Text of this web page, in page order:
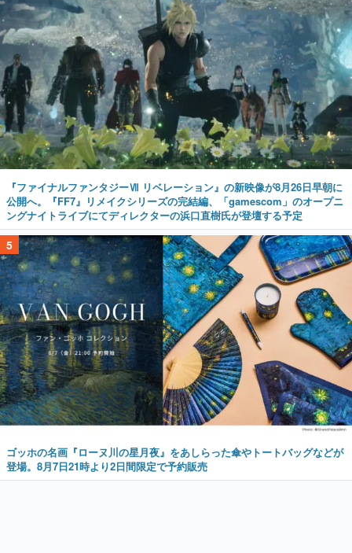
『ファイナルファンタジーⅦ リベレーション』の新映像が8月26日早朝に
公開へ。『FF7』リメイクシリーズの完結編、「gamescom」のオープニ
ングナイトライブにてディレクターの浜口直樹氏が登壇する予定
5
ゴッホの名画『ローヌ川の星月夜』をあしらった傘やトートバッグなどが
登場。8月7日21時より2日間限定で予約販売